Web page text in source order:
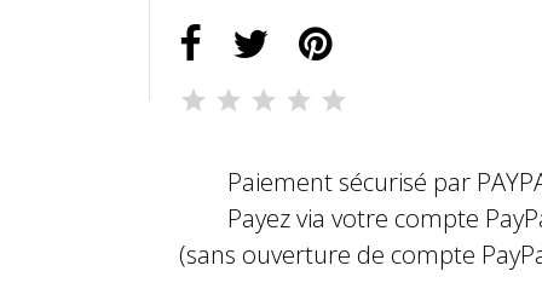
Paiement sécurisé par
Payez via votre compte
(sans ouverture de compte